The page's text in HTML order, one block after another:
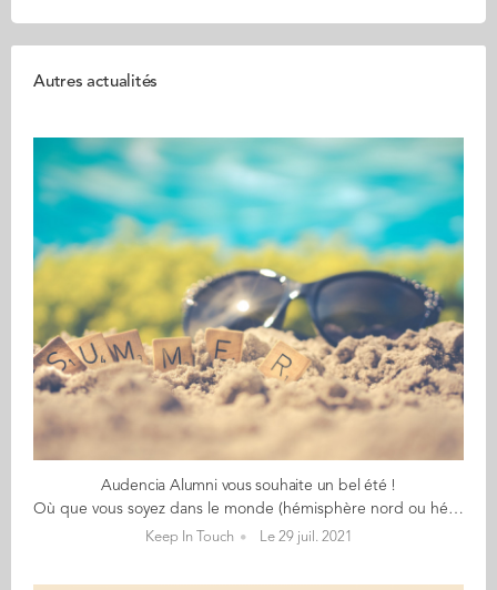
Autres actualités
Audencia Alumni vous souhaite un bel été !
Où que vous soyez dans le monde (hémisphère nord ou hémisphère sud), c’est le moment pour Audencia Alumni de faire une petite pause estivale. On vous souhaite un excellent été et on se retrouve en semptembre, à la rentrée ! Bonnes vacances à tous ! L'équipe Alumni PS : Restons en contact ! Si besoin, écrivez-nous à audenciaalumni@audencia.com
Keep In Touch Le 29 juil. 2021